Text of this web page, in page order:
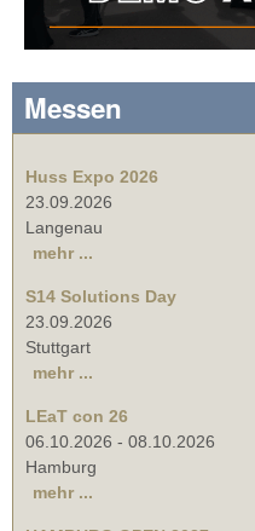
Messen
Huss Expo 2026
23.09.2026
Langenau
mehr ...
S14 Solutions Day
23.09.2026
Stuttgart
mehr ...
LEaT con 26
06.10.2026 - 08.10.2026
Hamburg
mehr ...